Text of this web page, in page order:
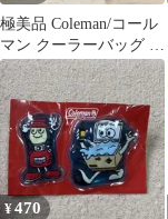
極美品 Coleman/コール
マン クーラーバッグ ブ
ルー/青 アルミ蒸着シー
ト トートバッグ型 保冷
バッグ 非売品
[ON00053]
¥470